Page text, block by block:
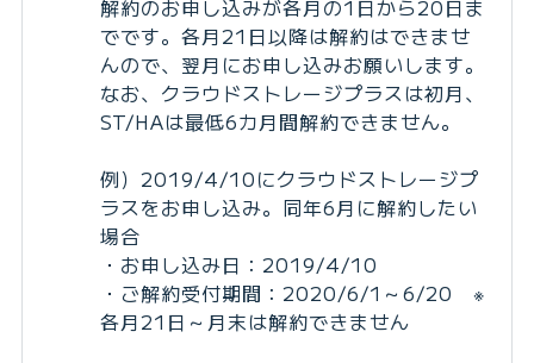
解約のお申し込みが各月の1日から20日ま
でです。各月21日以降は解約はできませ
んので、翌月にお申し込みお願いします。
なお、クラウドストレージプラスは初月、
ST/HAは最低6カ月間解約できません。
例）2019/4/10にクラウドストレージプ
ラスをお申し込み。同年6月に解約したい
場合
・お申し込み日：2019/4/10
・ご解約受付期間：2020/6/1～6/20 ※
各月21日～月末は解約できません